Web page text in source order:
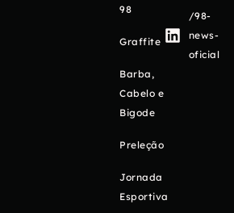
98
Graffite
Barba,
Cabelo e
Bigode
Preleção
Jornada
Esportiva
/98-
news-
oficial